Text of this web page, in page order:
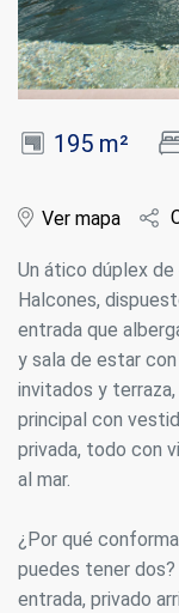
195 m²
Ver mapa
Un ático dúplex
Halcones,
entrada que
y sala de estar
invitados y
principal con
privada, todo con
al mar.
¿Por qué
puedes tener
entrada, privado